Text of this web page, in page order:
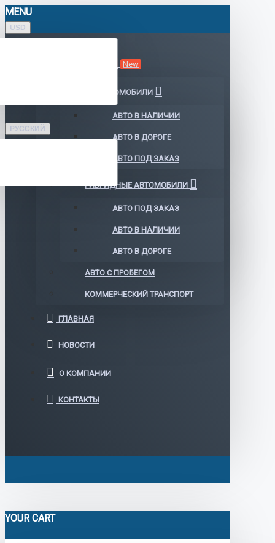
MENU
USD
РУССКИЙ
New
ЭЛЕКТРОМОБИЛИ
АВТО В НАЛИЧИИ
АВТО В ДОРОГЕ
АВТО ПОД ЗАКАЗ
ГИБРИДНЫЕ АВТОМОБИЛИ
АВТО ПОД ЗАКАЗ
АВТО В НАЛИЧИИ
АВТО В ДОРОГЕ
АВТО С ПРОБЕГОМ
КОММЕРЧЕСКИЙ ТРАНСПОРТ
ГЛАВНАЯ
НОВОСТИ
О КОМПАНИИ
КОНТАКТЫ
YOUR CART